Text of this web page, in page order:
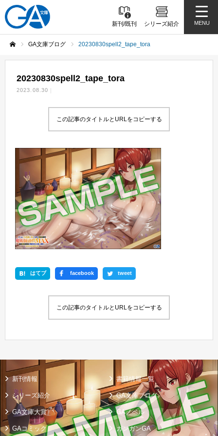
新刊/既刊 シリーズ紹介 MENU
GA文庫ブログ 20230830spell2_tape_tora
20230830spell2_tape_tora
2023.08.30
この記事のタイトルとURLをコピーする
はてブ facebook tweet
この記事のタイトルとURLをコピーする
新刊情報 書籍情報一覧
シリーズ紹介 GA文庫ブログ
GA文庫大賞 GAノベル
GAコミック ガンガンGA